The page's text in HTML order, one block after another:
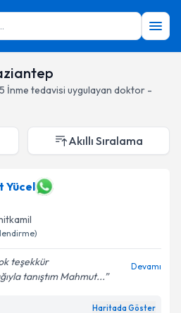
5 İnme tedavisi uygulayan doktor -
Akıllı Sıralama
Yücel
teşekkür
tanıştım Mahmut...
Devamı
Haritada Göster